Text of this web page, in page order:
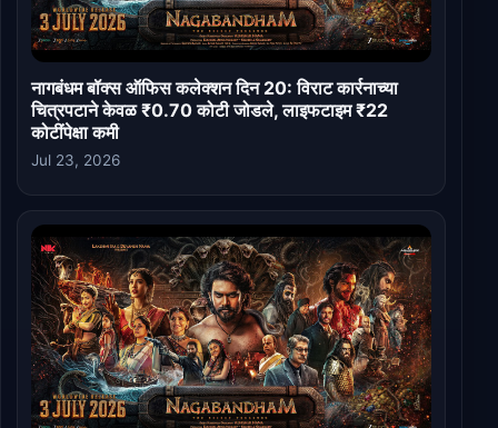
नागबंधम बॉक्स ऑफिस कलेक्शन दिन 20: विराट कार्रनाच्या
चित्रपटाने केवळ ₹0.70 कोटी जोडले, लाइफटाइम ₹22
कोटींपेक्षा कमी
Jul 23, 2026